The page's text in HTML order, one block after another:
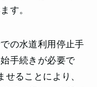
す。
の水道利用停止手
手続きが必要で
ることにより、